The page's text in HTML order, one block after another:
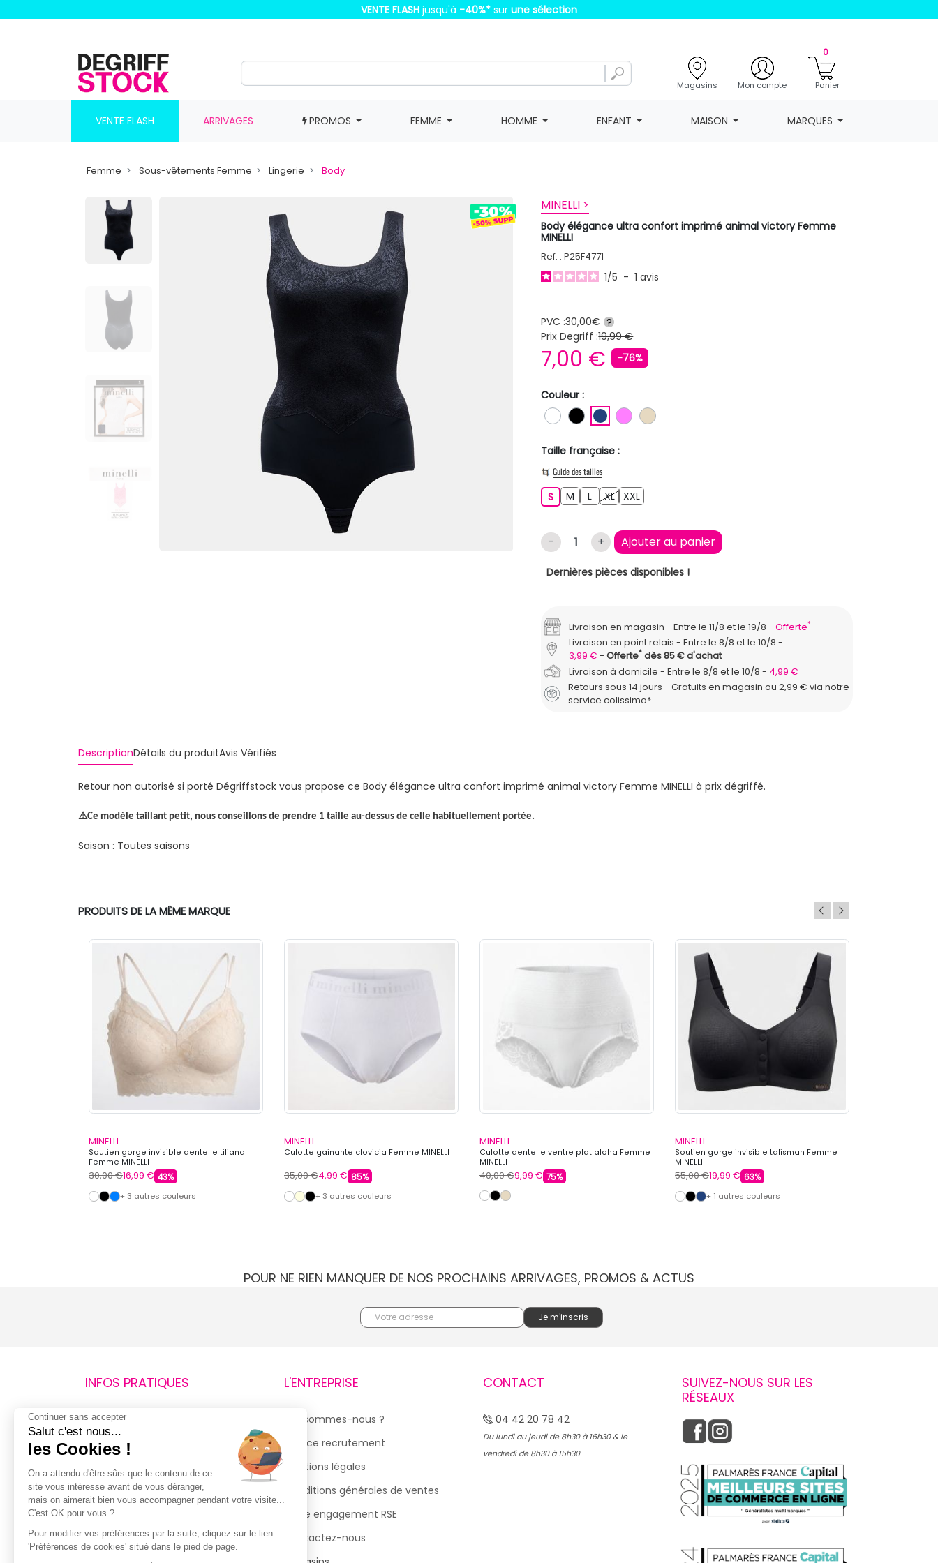
VENTE FLASH jusqu'à -40%* sur une sélection
Magasins Mon compte
0
Panier
VENTE FLASH ARRIVAGES PROMOS FEMME HOMME ENFANT MAISON MARQUES
Femme Sous-vêtements Femme Lingerie Body
MINELLI >
Body élégance ultra confort imprimé animal victory Femme
MINELLI
Ref. : P25F4771
1/5 - 1avis
PVC :30,00€ ?
Prix Degriff :19,99 €
7,00 € -76%
Couleur :
BLANCNOIR BLEU FONCE
ROSEBEIGE
Taille française :
Guide des tailles
SS M LL XLXLXXLXXL
- + Ajouter au panier
Dernières pièces disponibles !
Livraison en magasin Entre le 11/8 et le 19/8 Offerte*
Livraison en point relais
Entre le 8/8 et le 10/8
3,99 €
Offerte*dès 85 € d'achat
Livraison à domicile
Entre le 8/8 et le 10/8
4,99 €
Retours sous 14 jours - Gratuits en magasin ou 2,99 € via notre
service colissimo*
DescriptionDétails du produitAvis Vérifiés
Retour non autorisé si porté Dégriffstock vous propose ce Body élégance ultra confort imprimé animal victory Femme MINELLI à prix dégriffé.
⚠Ce modèle taillant petit, nous conseillons de prendre 1 taille au-dessus de celle habituellement portée.
Saison : Toutes saisons
PRODUITS DE LA MÊME MARQUE
MINELLI
Soutien gorge invisible dentelle tiliana
Femme MINELLI
30,00 €16,99 € 43%
+ 3 autres couleurs
MINELLI
Culotte gainante clovicia Femme MINELLI
35,00 €4,99 € 85%
+ 3 autres couleurs
MINELLI
Culotte dentelle ventre plat aloha Femme
MINELLI
40,00 €9,99 € 75%
MINELLI
Soutien gorge invisible talisman Femme
MINELLI
55,00 €19,99 € 63%
+ 1 autres couleurs
POUR NE RIEN MANQUER DE NOS PROCHAINS ARRIVAGES, PROMOS & ACTUS
INFOS PRATIQUES
Retours et remboursements
Suivi de commande
Livraisons
Guide des tailles
Politique de confidentialité
Conditions générales d’utilisation
de la Carte de Fidélité
L'ENTREPRISE
Qui sommes-nous ?
Espace recrutement
Mentions légales
Conditions générales de ventes
Notre engagement RSE
Contactez-nous
CONTACT
04 42 20 78 42
Du lundi au jeudi de 8h30 à 16h30 & le
vendredi de 8h30 à 15h30
SUIVEZ-NOUS SUR LES
RÉSEAUX
Continuer sans accepter
Salut c'est nous...
les Cookies !
On a attendu d'être sûrs que le contenu de ce
site vous intéresse avant de vous déranger,
mais on aimerait bien vous accompagner pendant votre visite...
C'est OK pour vous ?
Pour modifier vos préférences par la suite, cliquez sur le lien
'Préférences de cookies' situé dans le pied de page.